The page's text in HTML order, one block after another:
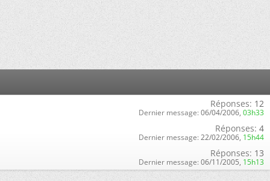
Réponses: 12
Dernier message: 06/04/2006, 03h33
Réponses: 4
Dernier message: 22/02/2006, 15h44
Réponses: 13
Dernier message: 06/11/2005, 15h13